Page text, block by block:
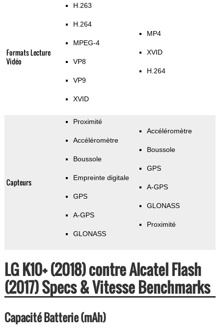
Formats Lecture
Vidéo
H.263
H.264
MPEG-4
VP8
VP9
XVID
MP4
XVID
H.264
Capteurs
Proximité
Accéléromètre
Boussole
Empreinte digitale
GPS
A-GPS
GLONASS
Accéléromètre
Boussole
GPS
A-GPS
GLONASS
Proximité
LG K10+ (2018) contre Alcatel Flash
(2017) Specs & Vitesse Benchmarks
Capacité Batterie (mAh)